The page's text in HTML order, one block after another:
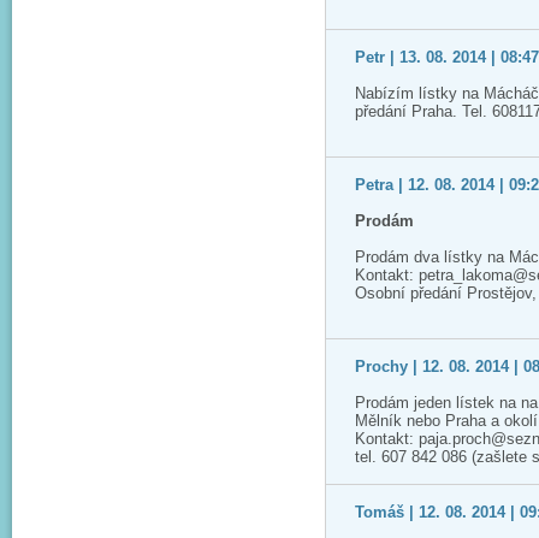
Petr | 13. 08. 2014 |
Nabízím lístky na
předání Praha. Tel.
Petra | 12. 08. 2014 |
Prodám
Prodám dva lístky na
Kontakt:
Osobní předání
Prochy | 12. 08. 2014 |
Prodám jeden lístek na
Mělník nebo Praha a
Kontakt:
tel. 607 842 086 (zašlete
Tomáš | 12. 08. 2014 |